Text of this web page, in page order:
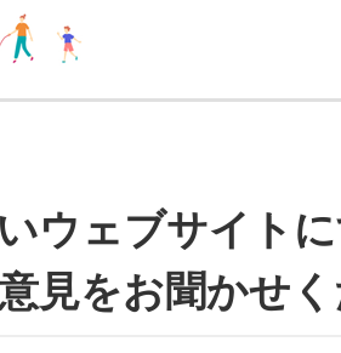
ウェブサイト
見をお聞かせ